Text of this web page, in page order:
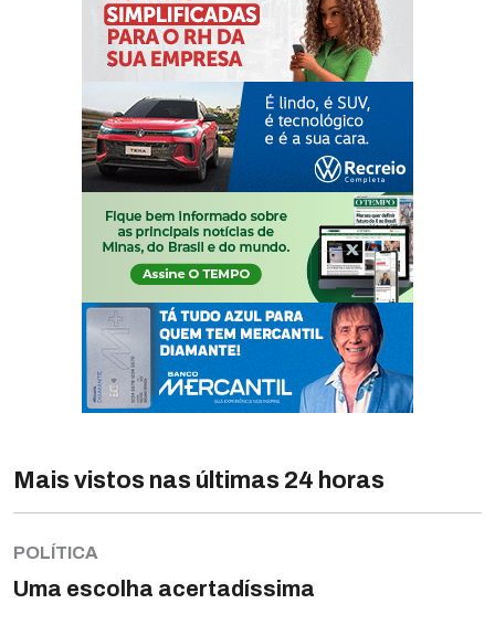
Mais vistos nas últimas 24 horas
POLÍTICA
Uma escolha acertadíssima